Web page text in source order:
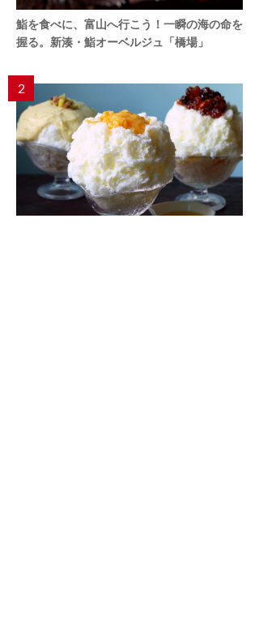
鮨を食べに、富山へ行こう！一瞬の海の命を
握る。新湊・鮨オーベルジュ「橋場」
2